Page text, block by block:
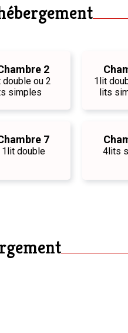
2
double ou 2
simples
1lit
lits
7
1lit double 4lits